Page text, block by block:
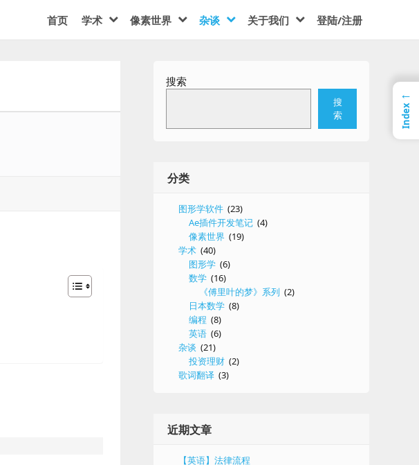
首页 学术 像素世界 杂谈 关于我们 登陆/注册
搜索
搜
索
分类
图形学软件 (23)
Ae插件开发笔记 (4)
像素世界 (19)
学术 (40)
图形学 (6)
数学 (16)
《傅里叶的梦》系列 (2)
日本数学 (8)
编程 (8)
英语 (6)
杂谈 (21)
投资理财 (2)
歌词翻译 (3)
近期文章
【英语】法律流程
←
Index